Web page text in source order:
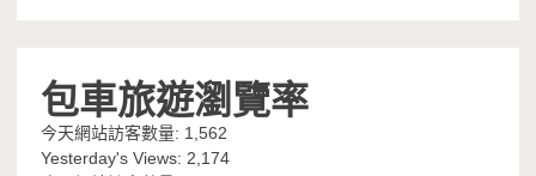
包車旅遊瀏覽率
今天網站訪客數量: 1,562
Yesterday's Views:2,174